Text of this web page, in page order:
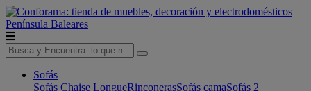
Península Baleares
Sofás
Sofás Chaise LongueRinconerasSofás camaSofás 2